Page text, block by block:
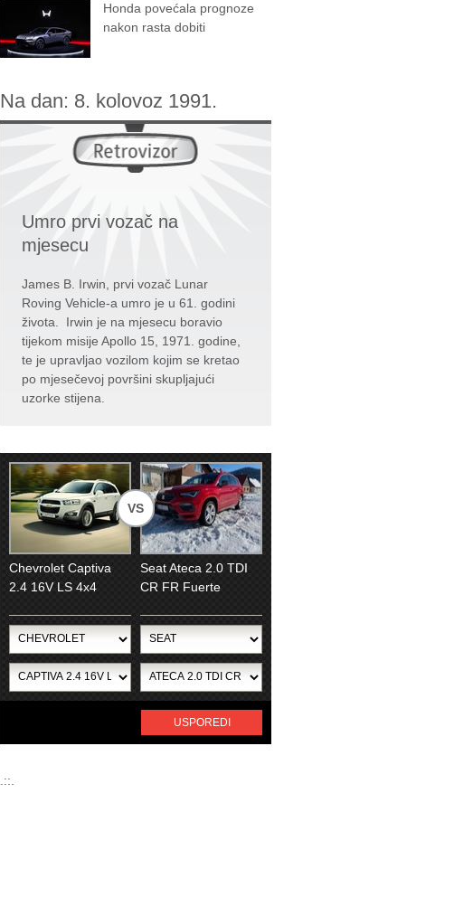
Honda povećala prognoze
nakon rasta dobiti
Na dan: 8. kolovoz 1991.
Umro prvi vozač na
mjesecu
James B. Irwin, prvi vozač Lunar
Roving Vehicle-a umro je u 61. godini
života. Irwin je na mjesecu boravio
tijekom misije Apollo 15, 1971. godine,
te je upravljao vozilom kojim se kretao
po mjesečevoj površini skupljajući
uzorke stijena.
VS
Chevrolet Captiva
2.4 16V LS 4x4
Seat Ateca 2.0 TDI
CR FR Fuerte
USPOREDI
.::.